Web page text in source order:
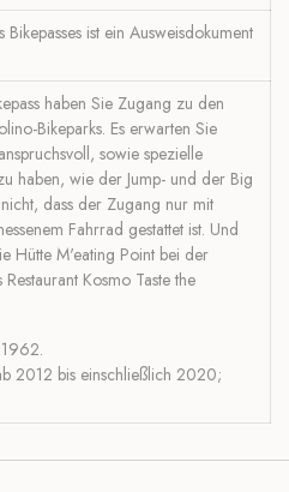
ist ein Ausweisdokument
haben Sie Zugang zu den
Bikeparks. Es erwarten Sie
sowie spezielle
haben, wie der Jump- und der Big
dass der Zugang nur mit
Fahrrad gestattet ist. Und
Hütte M'eating Point bei der
Kosmo Taste the
2012 bis einschließlich 2020;